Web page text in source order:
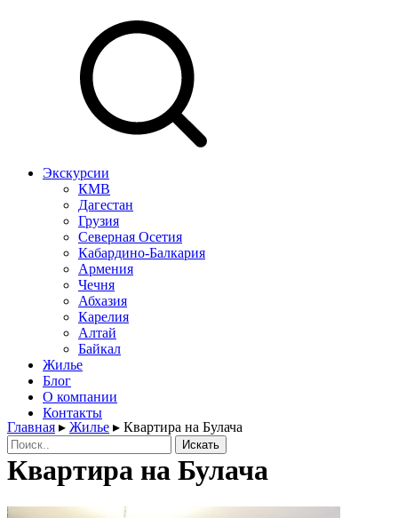
Экскурсии
КМВ
Дагестан
Грузия
Северная Осетия
Кабардино-Балкария
Армения
Чечня
Абхазия
Карелия
Алтай
Байкал
Жилье
Блог
О компании
Контакты
Поиск:
Главная ▸ Жилье ▸ Квартира на Булача
Квартира на Булача